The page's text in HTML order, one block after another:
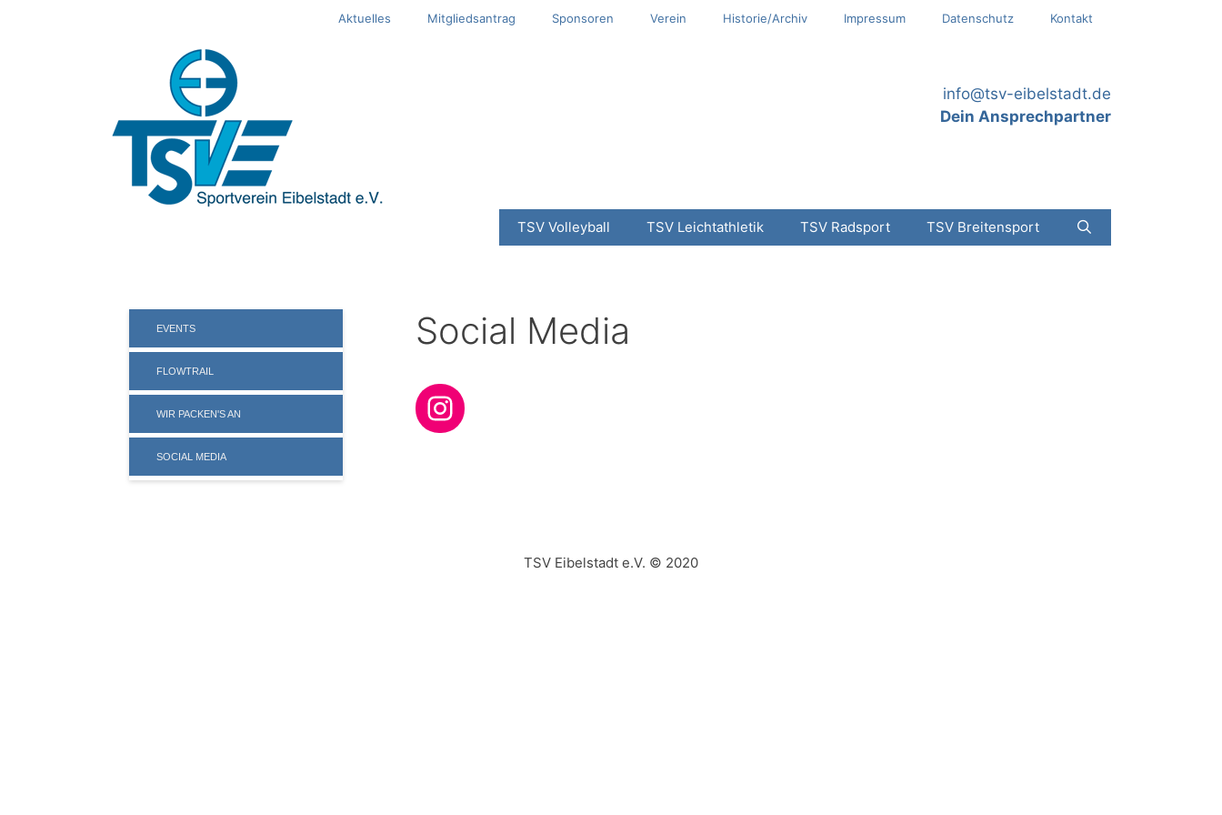
Aktuelles Mitgliedsantrag Sponsoren Verein Historie/Archiv Impressum Datenschutz Kontakt
info@tsv-eibelstadt.de
Dein Ansprechpartner
TSV Volleyball TSV Leichtathletik TSV Radsport TSV Breitensport
Social Media
Instagram
EVENTS
FLOWTRAIL
WIR PACKEN'S AN
SOCIAL MEDIA
TSV Eibelstadt e.V. © 2020